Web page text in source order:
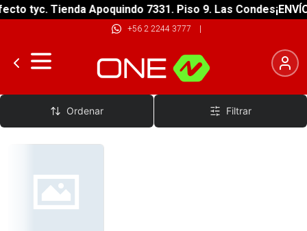
tyc. Tienda Apoquindo 7331. Piso 9. Las Condes
+56 2 2244 3777 |
Balones Básquetbol
Ordenar Filtrar